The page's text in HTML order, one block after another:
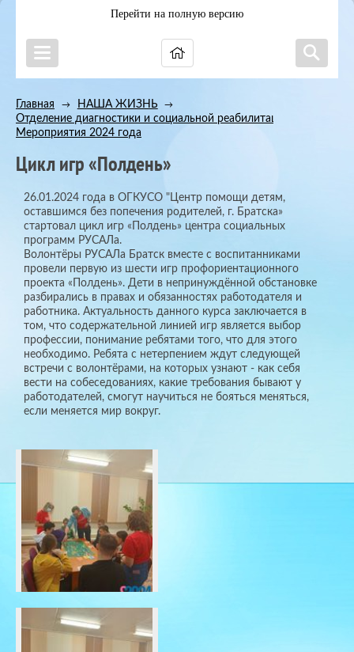
Перейти на полную версию
Главная → НАША ЖИЗНЬ →
Отделение диагностики и социальной реабилитации
Мероприятия 2024 года
Цикл игр «Полдень»
26.01.2024 года в ОГКУСО "Центр помощи детям,
оставшимся без попечения родителей, г. Братска»
стартовал цикл игр «Полдень» центра социальных
программ РУСАЛа.
Волонтёры РУСАЛа Братск вместе с воспитанниками
провели первую из шести игр профориентационного
проекта «Полдень». Дети в непринуждённой обстановке
разбирались в правах и обязанностях работодателя и
работника. Актуальность данного курса заключается в
том, что содержательной линией игр является выбор
профессии, понимание ребятами того, что для этого
необходимо. Ребята с нетерпением ждут следующей
встречи с волонтёрами, на которых узнают - как себя
вести на собеседованиях, какие требования бывают у
работодателей, смогут научиться не бояться меняться,
если меняется мир вокруг.